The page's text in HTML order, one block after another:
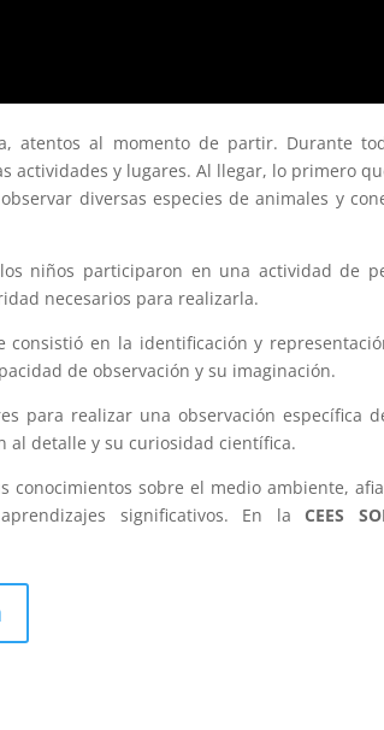
atentos al momento de partir. Durante
actividades y lugares. Al llegar, lo primero
diversas especies de animales y
niños participaron en una actividad de
necesarios para realizarla.
consistió en la identificación y
de observación y su imaginación.
para realizar una observación específica
al detalle y su curiosidad científica.
conocimientos sobre el medio ambiente,
significativos. En la CEES